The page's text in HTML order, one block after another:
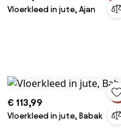
Vloerkleed in jute, Ajan
€ 113,99
Vloerkleed in jute, Babak